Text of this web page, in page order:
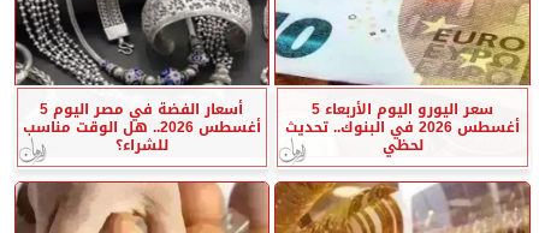
سعر اليورو اليوم الأربعاء 5
أغسطس 2026 في البنوك.. تحديث
لحظي
أسعار الفضة في مصر اليوم 5
أغسطس 2026.. هل الوقت مناسب
للشراء؟